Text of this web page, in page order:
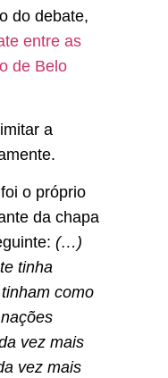
do debate,
entre as
de Belo
a
o próprio
da chapa
(…)
tinha
como
vez mais
vez mais